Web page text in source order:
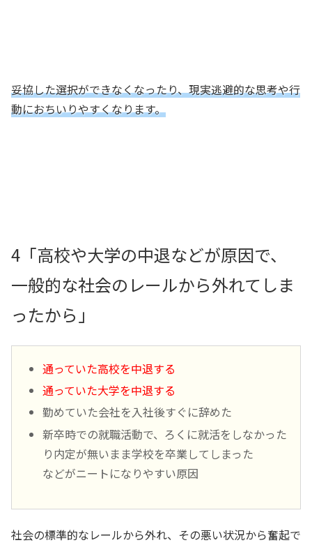
妥協した選択ができなくなったり、現実逃避的な思考や行
動におちいりやすくなります。
4「高校や大学の中退などが原因で、
一般的な社会のレールから外れてしま
ったから」
通っていた高校を中退する
通っていた大学を中退する
勤めていた会社を入社後すぐに辞めた
新卒時での就職活動で、ろくに就活をしなかった
り内定が無いまま学校を卒業してしまった
などがニートになりやすい原因
社会の標準的なレールから外れ、その悪い状況から奮起で